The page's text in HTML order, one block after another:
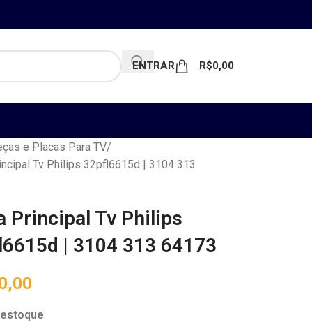
ENTRAR R$0,00
e Placas Para TV
Tv Philips 32pfl6615d | 3104 313
Principal Tv Philips
| 3104 313 64173